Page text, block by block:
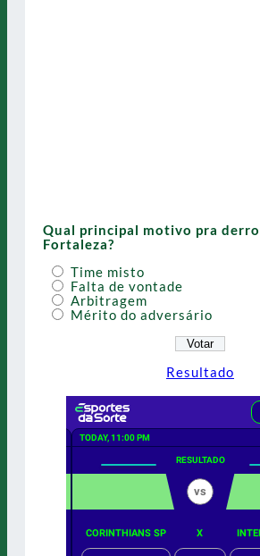
Qual principal motivo pra
Fortaleza?
Time misto
Falta de vontade
Arbitragem
Mérito do adversário
Resultado